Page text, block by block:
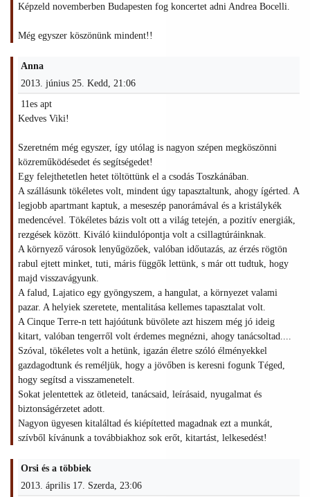
Képzeld novemberben Budapesten fog koncertet adni Andrea Bocelli.
Még egyszer köszönünk mindent!!
Anna
2013. június 25. Kedd, 21:06
11es apt
Kedves Viki!
Szeretném még egyszer, így utólag is nagyon szépen megköszönni
közreműködésedet és segítségedet!
Egy felejthetetlen hetet töltöttünk el a csodás Toszkánában.
A szállásunk tökéletes volt, mindent úgy tapasztaltunk, ahogy ígérted. A
legjobb apartmant kaptuk, a meseszép panorámával és a kristálykék
medencével. Tökéletes bázis volt ott a világ tetején, a pozitív energiák,
rezgések között. Kiváló kiindulópontja volt a csillagtúráinknak.
A környező városok lenyűgözőek, valóban időutazás, az érzés rögtön
rabul ejtett minket, tuti, máris függők lettünk, s már ott tudtuk, hogy
majd visszavágyunk.
A falud, Lajatico egy gyöngyszem, a hangulat, a környezet valami
pazar. A helyiek szeretete, mentalitása kellemes tapasztalat volt.
A Cinque Terre-n tett hajóútunk büvölete azt hiszem még jó ideig
kitart, valóban tengerről volt érdemes megnézni, ahogy tanácsoltad....
Szóval, tökéletes volt a hetünk, igazán életre szóló élményekkel
gazdagodtunk és reméljük, hogy a jövőben is keresni fogunk Téged,
hogy segítsd a visszamenetelt.
Sokat jelentettek az ötleteid, tanácsaid, leírásaid, nyugalmat és
biztonságérzetet adott.
Nagyon ügyesen kitaláltad és kiépítetted magadnak ezt a munkát,
szívből kívánunk a továbbiakhoz sok erőt, kitartást, lelkesedést!
Orsi és a többiek
2013. április 17. Szerda, 23:06